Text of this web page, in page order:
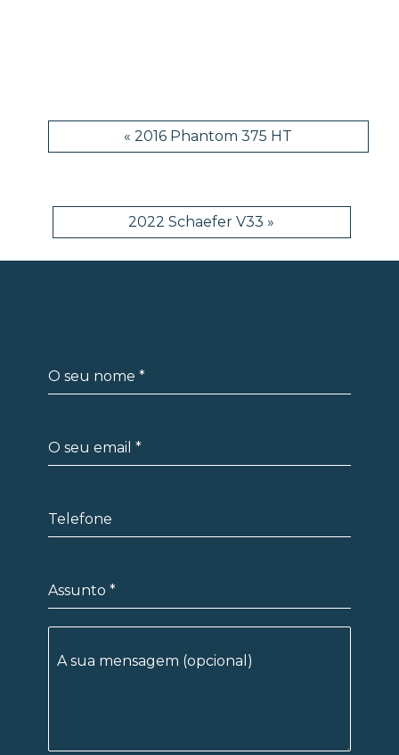
DE
« 2016 Phantom 375 HT
2022 Schaefer V33 »
O seu nome *
O seu email *
Telefone
Assunto *
A sua mensagem (opcional)